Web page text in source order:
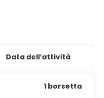
Data dell’attività
1 borsetta